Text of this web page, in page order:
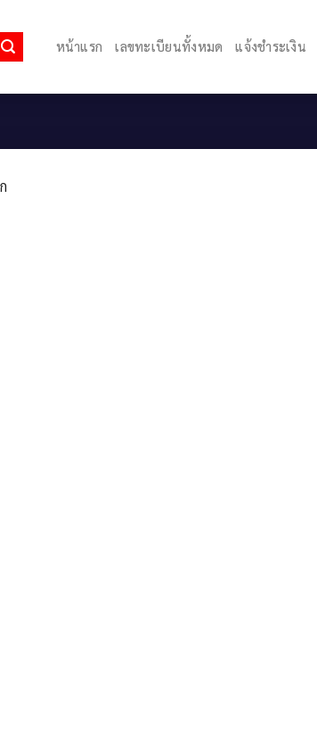
หน้าแรก เลขทะเบียนทั้งหมด แจ้งชำระเงิน